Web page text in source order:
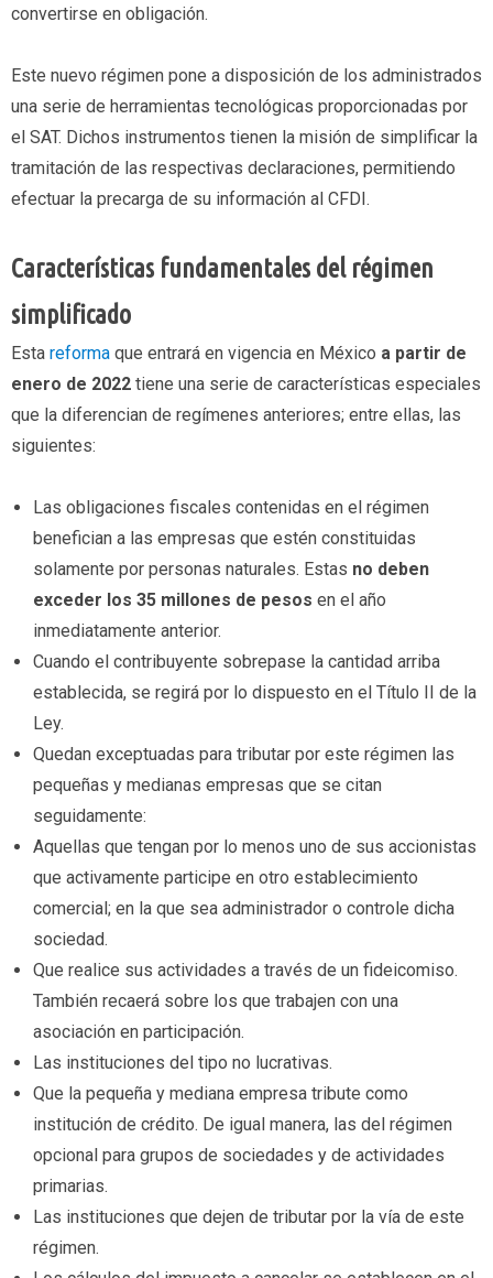
convertirse en obligación.
Este nuevo régimen pone a disposición de los administrados
una serie de herramientas tecnológicas proporcionadas por
el SAT. Dichos instrumentos tienen la misión de simplificar la
tramitación de las respectivas declaraciones, permitiendo
efectuar la precarga de su información al CFDI.
Características fundamentales del régimen
simplificado
Esta reforma que entrará en vigencia en México a partir de
enero de 2022 tiene una serie de características especiales
que la diferencian de regímenes anteriores; entre ellas, las
siguientes:
Las obligaciones fiscales contenidas en el régimen
benefician a las empresas que estén constituidas
solamente por personas naturales. Estas no deben
exceder los 35 millones de pesos en el año
inmediatamente anterior.
Cuando el contribuyente sobrepase la cantidad arriba
establecida, se regirá por lo dispuesto en el Título II de la
Ley.
Quedan exceptuadas para tributar por este régimen las
pequeñas y medianas empresas que se citan
seguidamente:
Aquellas que tengan por lo menos uno de sus accionistas
que activamente participe en otro establecimiento
comercial; en la que sea administrador o controle dicha
sociedad.
Que realice sus actividades a través de un fideicomiso.
También recaerá sobre los que trabajen con una
asociación en participación.
Las instituciones del tipo no lucrativas.
Que la pequeña y mediana empresa tribute como
institución de crédito. De igual manera, las del régimen
opcional para grupos de sociedades y de actividades
primarias.
Las instituciones que dejen de tributar por la vía de este
régimen.